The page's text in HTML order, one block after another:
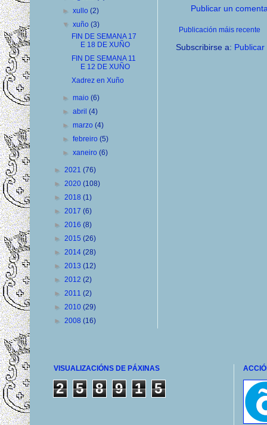
Publicar un
Publicación máis recente
Subscribirse a:
►xullo(2)
▼xuño(3)
FIN DE SEMANA 17
E 18 DE XUÑO
FIN DE SEMANA 11
E 12 DE XUÑO
Xadrez en Xuño
►maio(6)
►abril(4)
►marzo(4)
►febreiro(5)
►xaneiro(6)
► 2021 (76)
► 2020 (108)
► 2018 (1)
► 2017 (6)
► 2016 (8)
► 2015 (26)
► 2014 (28)
► 2013 (12)
► 2012 (2)
► 2011 (2)
► 2010 (29)
► 2008 (16)
VISUALIZACIÓNS DE PÁXINAS
2 5 8 9 1 5